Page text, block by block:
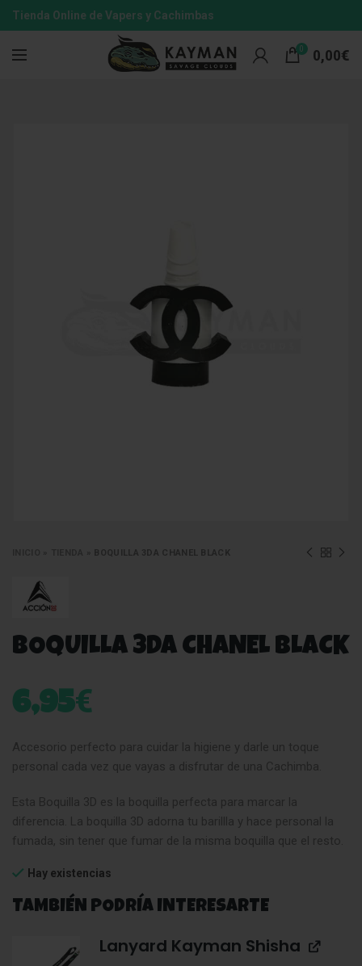
Tienda Online de Vapers y Cachimbas
0 0,00€
BOQUILLA 3DA CHANEL BLACK
BOQUILLA 3DA CHANEL BLACK
6,95€
Accesorio perfecto para cuidar la higiene y darle un toque
personal cada vez que vayas a disfrutar de una Cachimba.
Esta Boquilla 3D es la boquilla perfecta para marcar la
diferencia. La boquilla 3D adorna tu barillla y hace personal la
fumada, sin tener que fumar de la misma boquilla que el resto.
Hay existencias
TAMBIÉN PODRÍA INTERESARTE
Lanyard Kayman Shisha